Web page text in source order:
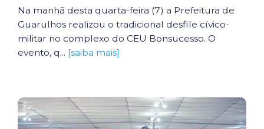
Na manhã desta quarta-feira (7) a Prefeitura de
Guarulhos realizou o tradicional desfile cívico-
militar no complexo do CEU Bonsucesso. O
evento, q... [saiba mais]